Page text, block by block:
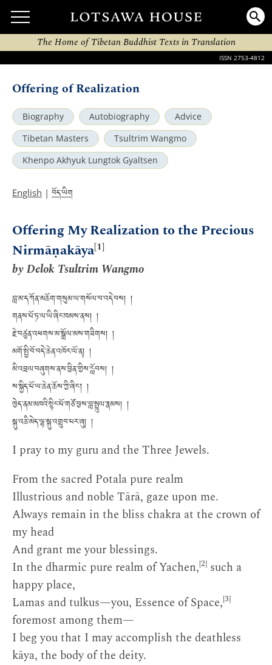
The Home of Tibetan Buddhist Texts in Translation
ISSN 2753-4812
Offering of Realization
Biography Autobiography
Advice
Tibetan Masters
Tsultrim Wangmo
Khenpo Akhyuk Lungtok Gyaltsen
English | བོད་ཡིག
Offering My Realization to the Precious
Nirmāṇakāya[1]
by Delok Tsultrim Wangmo
བླ་མ་དཀོན་མཆོག་གསུམ་ལ་གསོལ་བ་འདེབས། །
གནས་པོ་ཏ་ལ་ཡི་ཞིང་ཁམས་ནས། །
རྗེ་བཙུན་འཕགས་མ་སྒྲོལ་མས་གཟིགས། །
མགོ་སྤྱི་བོ་བདེ་ཆེན་འཁོར་ལོ་ན། །
མི་འབྲལ་བཞུགས་ནས་བྱིན་གྱིས་རློབས། །
ས་སྐྱིད་པོ་ཡ་ཆེན་ཆོས་ཀྱི་ཞིང་། །
ཁྱེད་ནམ་མཁའི་སྙིང་པོ་གཙོ་བྱས་བླ་སྤྲུལ་རྣམས། །
སྐུ་འཆི་མེད་ལྷ་སྐུ་འགྲུབ་པར་ཞུ། །
I pray to my guru and the Three Jewels.
From the sacred Potala pure realm
Illustrious and noble Tārā, gaze upon me.
Always remain in the bliss chakra at the crown of
my head
And grant me your blessings.
In the dharmic pure realm of Yachen,[2] such a
happy place,
Lamas and tulkus—you, Essence of Space,[3]
foremost among them—
I beg you that I may accomplish the deathless
kāya, the body of the deity.